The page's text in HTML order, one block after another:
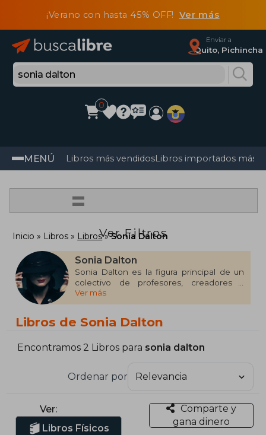
¡Verano con hasta 45% OFF! Ver más
Enviar a
Quito, Pichincha
0
MENÚ Libros más vendidosLibros importados más
=
Ver Filtros
Inicio Libros Libros Sonia Dalton
Sonia Dalton
Sonia Dalton es la figura principal de un
colectivo de profesores, creadores y
ensayistas de habla hispana que practican
el performanticismo literario. La narrativa
ficción contemporánea, con un enfoque
literarias establecidas. Su estilo distintivo la
innovadora dentro del panorama literario
actual.
Ver más
Libros de Sonia Dalton
Encontramos 2 Libros para sonia dalton
Ordenar por
Ver:
Libros Físicos
Comparte y
gana dinero